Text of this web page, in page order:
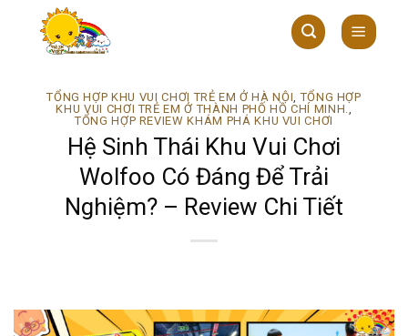
TỔNG HỢP KHU VUI CHƠI TRẺ EM Ở HÀ NỘI,TỔNG HỢP
KHU VUI CHƠI TRẺ EM Ở THÀNH PHỐ HỒ CHÍ MINH.,
TỔNG HỢP REVIEW KHÁM PHÁ KHU VUI CHƠI
Hệ Sinh Thái Khu Vui Chơi
Wolfoo Có Đáng Để Trải
Nghiệm? – Review Chi Tiết